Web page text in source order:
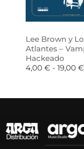
Lee Brown y
Atlantes –
Hackeado
4,00 € - 19,00 €